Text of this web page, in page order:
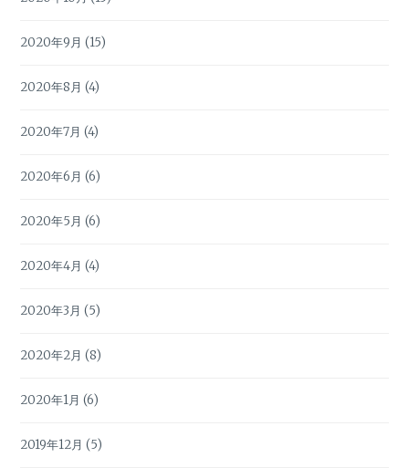
2020年9月 (15)
2020年8月 (4)
2020年7月 (4)
2020年6月 (6)
2020年5月 (6)
2020年4月 (4)
2020年3月 (5)
2020年2月 (8)
2020年1月 (6)
2019年12月 (5)